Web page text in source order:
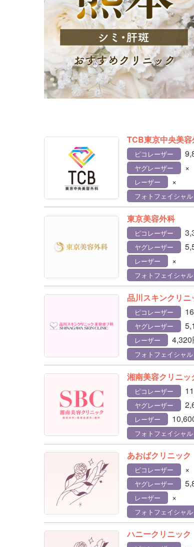
TCB東京中央美
ピコレーザー
ヤグレーザー ×
レーザー ×
フォトフェイシャル
東京美容外科
ピコレーザー
ヤグレーザー
レーザー ×
フォトフェイシャル
品川スキンクリ
ピコレーザー
ヤグレーザー
レーザー 4,320
フォトフェイシャル
湘南美容クリニッ
ピコレーザー
ヤグレーザー
レーザー
フォトフェイシャル
あおばクリニック
ピコレーザー ×
ヤグレーザー
レーザー ×
フォトフェイシャル
ハニークリニック